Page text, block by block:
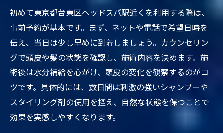
初めて東京都台東区ヘッドスパ駅近くを利用する際は、
事前予約が基本です。まず、ネットや電話で希望日時を
伝え、当日は少し早めに到着しましょう。カウンセリン
グで頭皮や髪の状態を確認し、施術内容を決めます。施
術後は水分補給を心がけ、頭皮の変化を観察するのがコ
ツです。具体的には、数日間は刺激の強いシャンプーや
スタイリング剤の使用を控え、自然な状態を保つことで
効果を実感しやすくなります。